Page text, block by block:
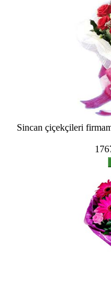
Sincan çiçekçileri